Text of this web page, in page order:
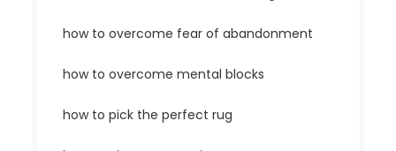
how to overcome fear of abandonment
how to overcome mental blocks
how to pick the perfect rug